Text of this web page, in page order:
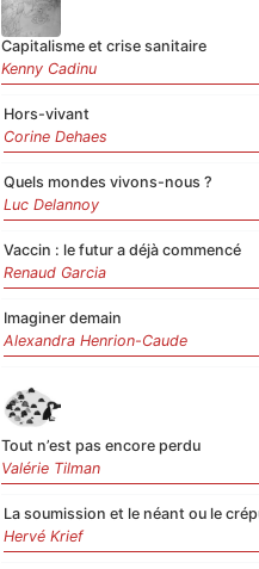
Capitalisme et crise sanitaire
Kenny Cadinu
Hors-vivant
Corine Dehaes
Quels mondes vivons-nous ?
Luc Delannoy
Vaccin : le futur a déjà commencé
Renaud Garcia
Imaginer demain
Alexandra Henrion-Caude
Tout n’est pas encore perdu
Valérie Tilman
La soumission et le néant ou le
Hervé Krief